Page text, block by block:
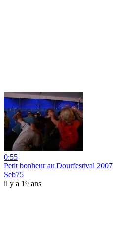
0:55
Petit bonheur au Dourfestival 2007
Seb75
il y a 19 ans